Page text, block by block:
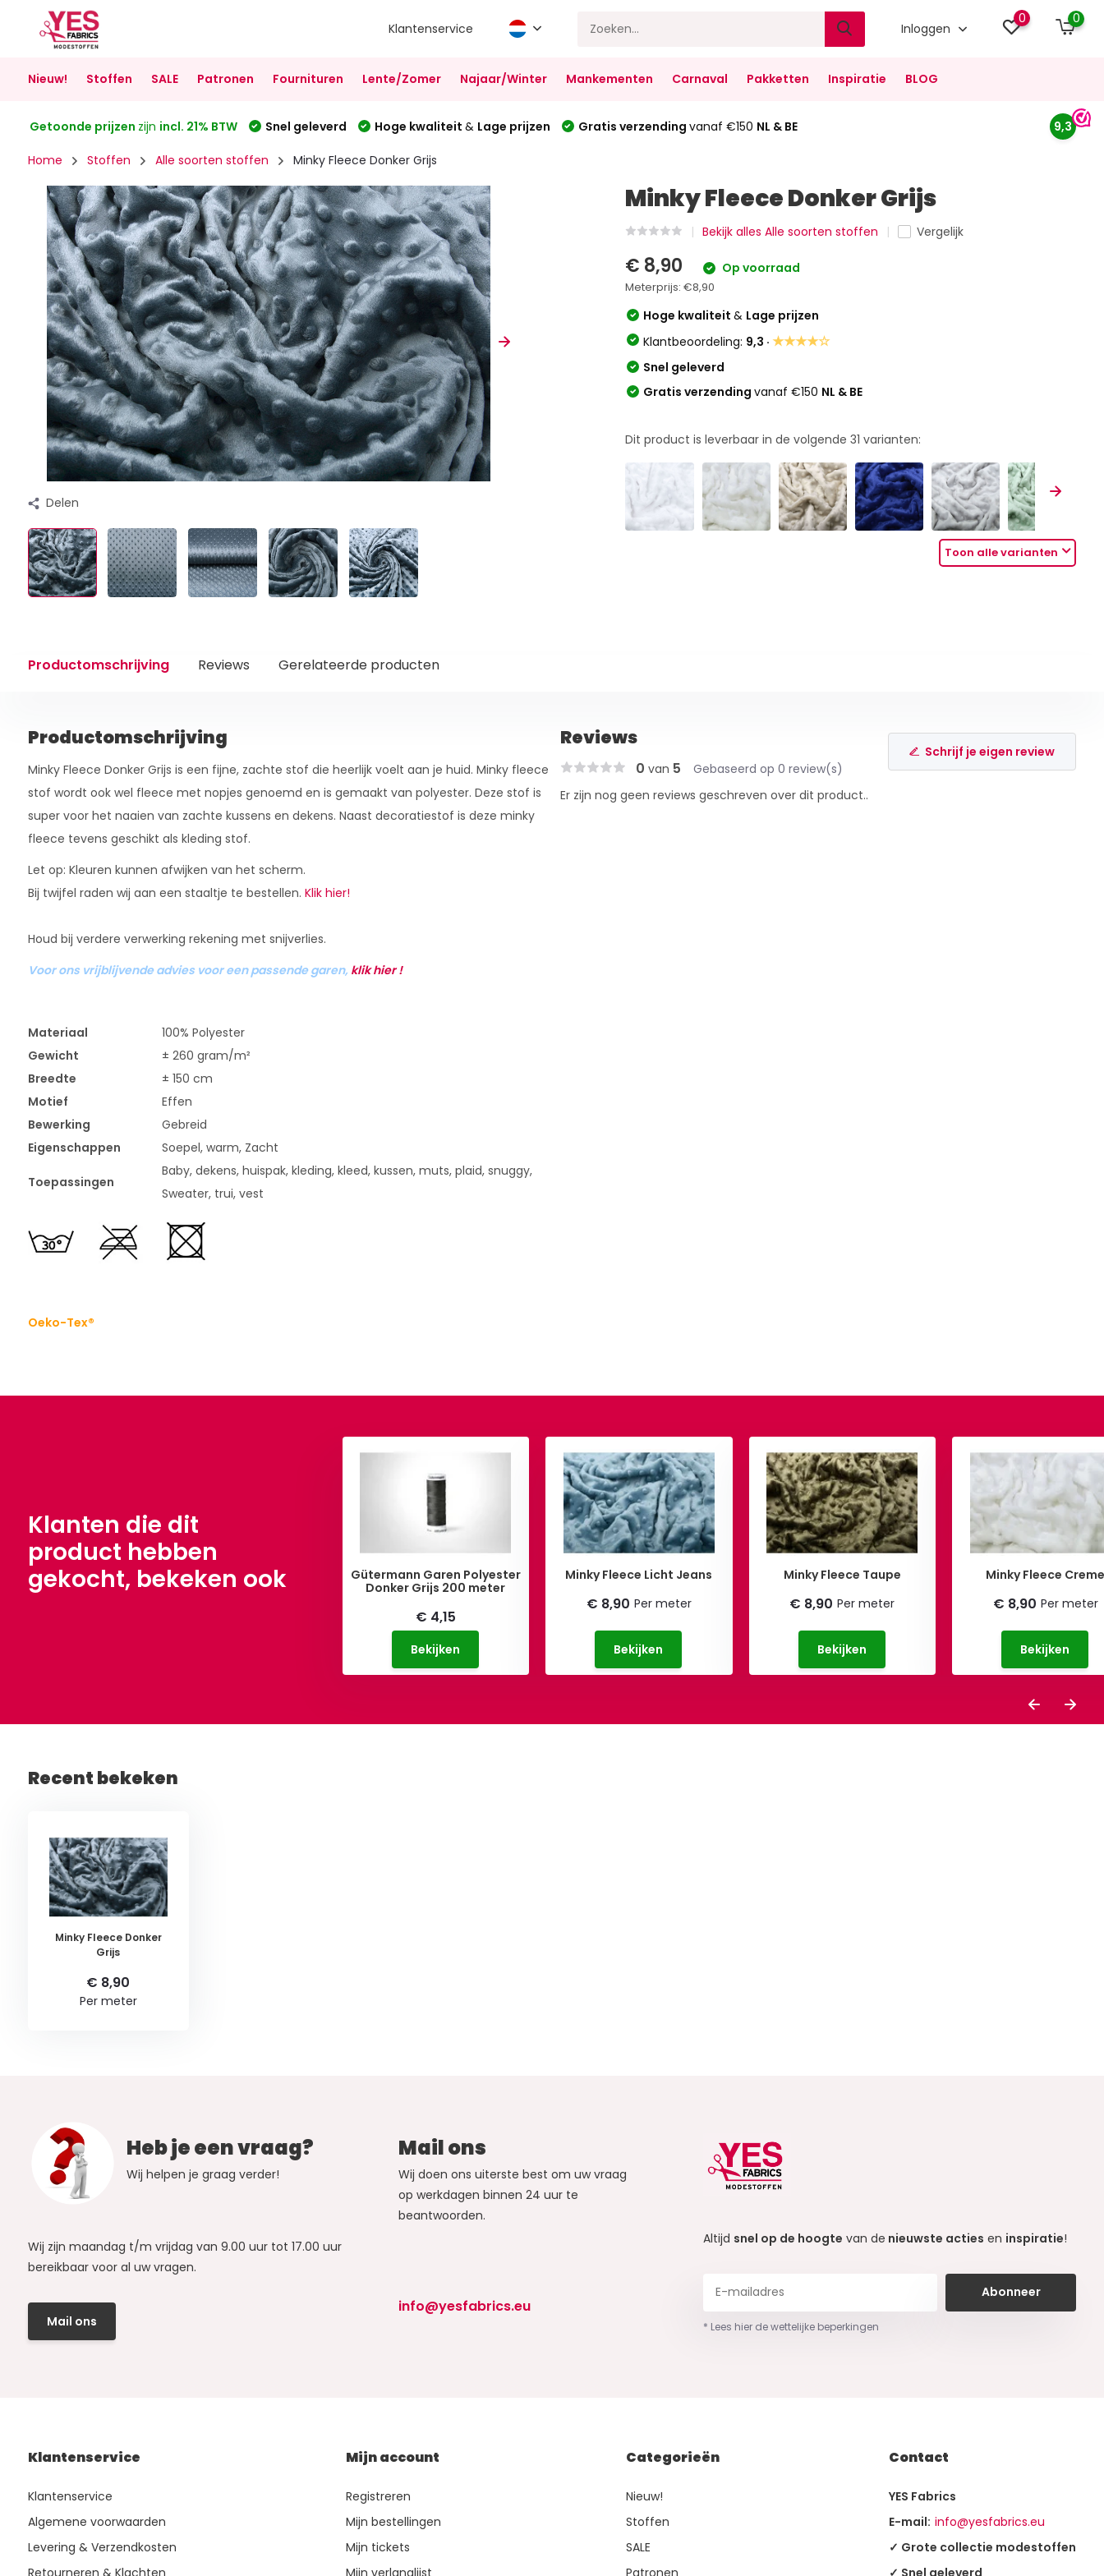
Klantenservice Inloggen
0 0
Nieuw! Stoffen SALE Patronen Fournituren Lente/Zomer Najaar/Winter Mankementen Carnaval Pakketten Inspiratie BLOG
Getoonde prijzen zijn incl. 21% BTW Snel geleverd Hoge kwaliteit & Lage prijzen Gratis verzending vanaf €150 NL & BE 9,3
Home Stoffen Alle soorten stoffen Minky Fleece Donker Grijs
Delen
Minky Fleece Donker Grijs
Bekijk alles Alle soorten stoffen Vergelijk
€ 8,90 Op voorraad
Meterprijs:€8,90
Hoge kwaliteit& Lage prijzen
Klantbeoordeling: 9,3 ·★★★★☆
Snel geleverd
Gratis verzendingvanaf €150 NL & BE
Dit product is leverbaar in de volgende31 varianten:
Toon alle varianten
Productomschrijving Reviews Gerelateerde producten
Productomschrijving
Minky Fleece Donker Grijs is een fijne, zachte stof die heerlijk voelt aan je huid. Minky fleece
stof wordt ook wel fleece met nopjes genoemd en is gemaakt van polyester. Deze stof is
super voor het naaien van zachte kussens en dekens. Naast decoratiestof is deze minky
fleece tevens geschikt als kleding stof.
Let op: Kleuren kunnen afwijken van het scherm.
Bij twijfel raden wij aan een staaltje te bestellen. Klik hier!
Houd bij verdere verwerking rekening met snijverlies.
Voor ons vrijblijvende advies voor een passende garen, klik hier !
Materiaal
100% Polyester
Gewicht
± 260 gram/m²
Breedte
± 150 cm
Motief
Effen
Bewerking
Gebreid
Eigenschappen
Soepel, warm, Zacht
Toepassingen
Baby, dekens, huispak, kleding, kleed, kussen, muts, plaid, snuggy,
Sweater, trui, vest
Oeko-Tex®
Reviews
0 van 5 Gebaseerd op 0 review(s)
Schrijf je eigen review
Er zijn nog geen reviews geschreven over dit product..
Klanten die dit
product hebben
gekocht, bekeken ook
Gütermann Garen Polyester
Donker Grijs 200 meter
€ 4,15
Bekijken
Minky Fleece Licht Jeans
€ 8,90 Per meter
Bekijken
Minky Fleece Taupe
€ 8,90 Per meter
Bekijken
Minky Fleece
€ 8,90 Per meter
Bekijken
Recent bekeken
Minky Fleece Donker
Grijs
€ 8,90
Per meter
Heb je een vraag?
Wij helpen je graag verder!
Wij zijn maandag t/m vrijdag van 9.00 uur tot 17.00 uur
bereikbaar voor al uw vragen.
Mail ons
Mail ons
Wij doen ons uiterste best om uw vraag
op werkdagen binnen 24 uur te
beantwoorden.
info@yesfabrics.eu
Altijd snel op de hoogte van de nieuwste acties en inspiratie!
Abonneer
* Lees hier de wettelijke beperkingen
Klantenservice
Klantenservice
Algemene voorwaarden
Levering & Verzendkosten
Mijn account
Registreren
Mijn bestellingen
Mijn tickets
Categorieën
Nieuw!
Stoffen
SALE
Contact
YES Fabrics
E-mail: info@yesfabrics.eu
✓ Grote collectie modestoffen